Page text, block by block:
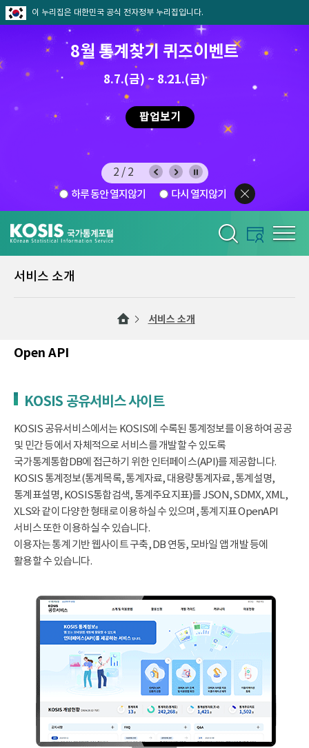
이 누리집은 대한민국 공식 전자정부 누리집입니다.
2026.7.29 ~ 8.7
8월 통계찾기 퀴즈이벤트
8.7.(금) ~ 8.21.(금)
팝업보기
2/2
하루 동안 열지않기 다시 열지않기
서비스 소개
서비스 소개
Open API
KOSIS 공유서비스 사이트
KOSIS 공유서비스에서는 KOSIS에 수록된 통계정보를 이용하여 공공
및 민간 등에서 자체적으로 서비스를 개발할 수 있도록
국가통계통합DB에 접근하기 위한 인터페이스(API)를 제공합니다.
KOSIS 통계정보(통계목록, 통계자료, 대용량통계자료, 통계설명,
통계표설명, KOSIS통합검색, 통계주요지표)를 JSON, SDMX, XML,
XLS와 같이 다양한 형태로 이용하실 수 있으며, 통계지표 OpenAPI
서비스 또한 이용하실 수 있습니다.
이용자는 통계 기반 웹사이트 구축, DB 연동, 모바일 앱 개발 등에
활용할 수 있습니다.